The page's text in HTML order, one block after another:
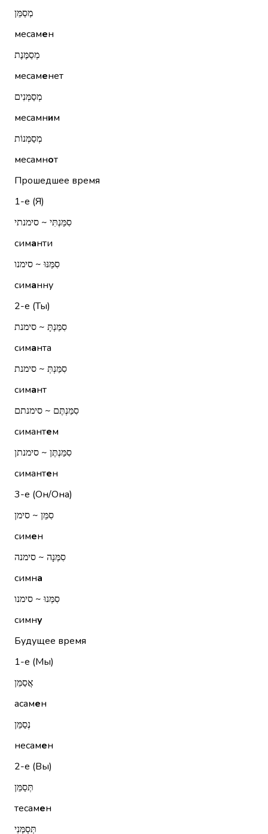
מְסַמֵּן
месамен
מְסַמֶּנֶת
месаменет
מְסַמְּנִים
месамним
מְסַמְּנוֹת
месамнот
Прошедшее время
1-е (Я)
סִמַּנְתִּי ~ סימנתי
симанти
סִמַּנּוּ ~ סימנו
симанну
2-е (Ты)
סִמַּנְתָּ ~ סימנת
симанта
סִמַּנְתְּ ~ סימנת
симант
סִמַּנְתֶּם ~ סימנתם
симантем
סִמַּנְתֶּן ~ סימנתן
симантен
3-е (Он/Она)
סִמֵּן ~ סימן
симен
סִמְּנָה ~ סימנה
симна
סִמְּנוּ ~ סימנו
симну
Будущее время
1-е (Мы)
אֲסַמֵּן
асамен
נְסַמֵּן
несамен
2-е (Вы)
תְּסַמֵּן
тесамен
תְּסַמְּנִי